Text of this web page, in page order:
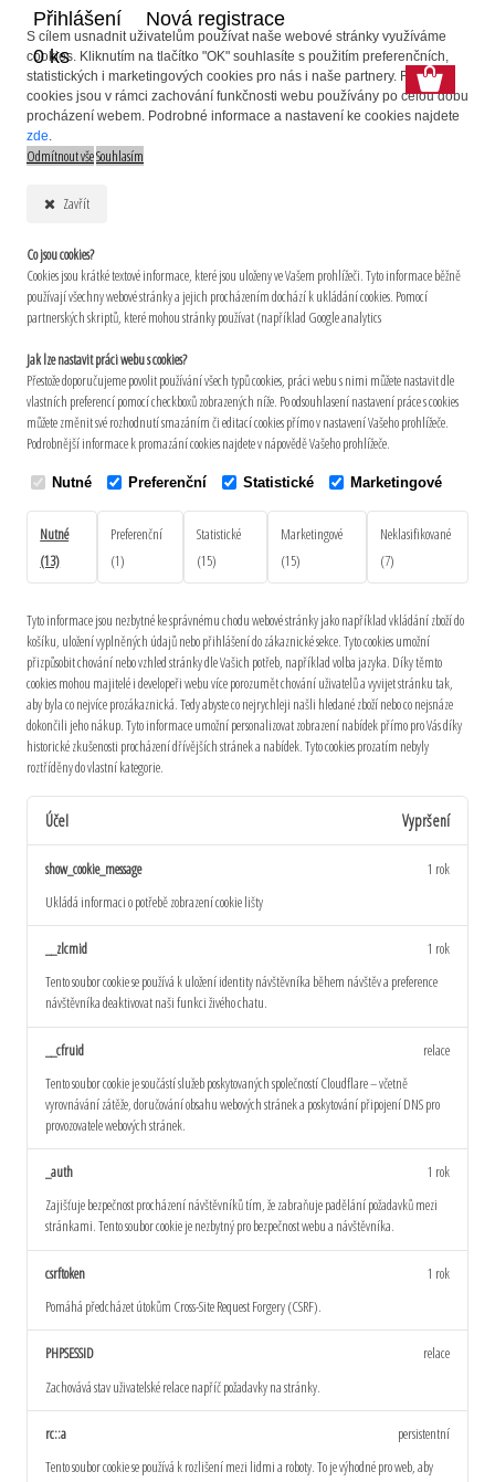
S cílem usnadnit uživatelům používat naše webové stránky využíváme
cookies. Kliknutím na tlačítko "OK" souhlasíte s použitím preferenčních,
statistických i marketingových cookies pro nás i naše partnery. Funkční
cookies jsou v rámci zachování funkčnosti webu používány po celou dobu
procházení webem. Podrobné informace a nastavení ke cookies najdete
zde.
Odmítnout všeSouhlasím
Zavřít
Co jsou cookies?
Cookies jsou krátké textové informace, které jsou uloženy ve Vašem prohlížeči. Tyto informace běžně
používají všechny webové stránky a jejich procházením dochází k ukládání cookies. Pomocí
partnerských skriptů, které mohou stránky používat (například Google analytics
Jak lze nastavit práci webu s cookies?
Přestože doporučujeme povolit používání všech typů cookies, práci webu s nimi můžete nastavit dle
vlastních preferencí pomocí checkboxů zobrazených níže. Po odsouhlasení nastavení práce s cookies
můžete změnit své rozhodnutí smazáním či editací cookies přímo v nastavení Vašeho prohlížeče.
Podrobnější informace k promazání cookies najdete v nápovědě Vašeho prohlížeče.
Nutné Preferenční Statistické Marketingové
Nutné
(13)
Preferenční
(1)
Statistické
(15)
Marketingové
(15)
Neklasifikované
(7)
Tyto informace jsou nezbytné ke správnému chodu webové stránky jako například vkládání zboží do
košíku, uložení vyplněných údajů nebo přihlášení do zákaznické sekce.Tyto cookies umožní
přizpůsobit chování nebo vzhled stránky dle Vašich potřeb, například volba jazyka. Díky těmto
cookies mohou majitelé i developeři webu více porozumět chování uživatelů a vyvijet stránku tak,
aby byla co nejvíce prozákaznická. Tedy abyste co nejrychleji našli hledané zboží nebo co nejsnáze
dokončili jeho nákup.Tyto informace umožní personalizovat zobrazení nabídek přímo pro Vás díky
historické zkušenosti procházení dřívějších stránek a nabídek.Tyto cookies prozatím nebyly
roztříděny do vlastní kategorie.
Účel Vypršení
show_cookie_message
Ukládá informaci o potřebě zobrazení cookie lišty
1 rok
__zlcmid
Tento soubor cookie se používá k uložení identity návštěvníka během návštěv a preference
návštěvníka deaktivovat naši funkci živého chatu.
1 rok
__cfruid
Tento soubor cookie je součástí služeb poskytovaných společností Cloudflare – včetně
vyrovnávání zátěže, doručování obsahu webových stránek a poskytování připojení DNS pro
provozovatele webových stránek.
relace
_auth
Zajišťuje bezpečnost procházení návštěvníků tím, že zabraňuje padělání požadavků mezi
stránkami. Tento soubor cookie je nezbytný pro bezpečnost webu a návštěvníka.
1 rok
csrftoken
Pomáhá předcházet útokům Cross-Site Request Forgery (CSRF).
1 rok
PHPSESSID
Zachovává stav uživatelské relace napříč požadavky na stránky.
relace
rc::a
Tento soubor cookie se používá k rozlišení mezi lidmi a roboty. To je výhodné pro web, aby
persistentní
Přihlášení
Nová registrace
0 ks